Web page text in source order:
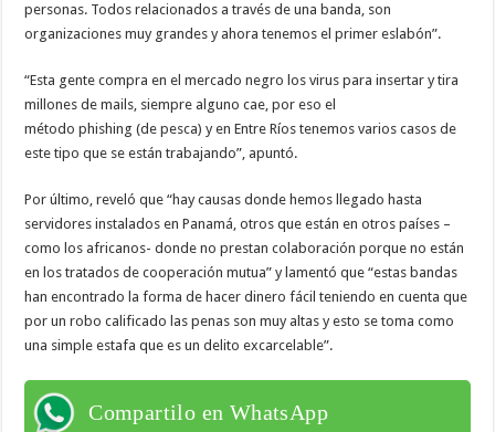
personas. Todos relacionados a través de una banda, son
organizaciones muy grandes y ahora tenemos el primer eslabón”.
“Esta gente compra en el mercado negro los virus para insertar y tira
millones de mails, siempre alguno cae, por eso el
método phishing (de pesca) y en Entre Ríos tenemos varios casos de
este tipo que se están trabajando”, apuntó.
Por último, reveló que “hay causas donde hemos llegado hasta
servidores instalados en Panamá, otros que están en otros países –
como los africanos- donde no prestan colaboración porque no están
en los tratados de cooperación mutua” y lamentó que “estas bandas
han encontrado la forma de hacer dinero fácil teniendo en cuenta que
por un robo calificado las penas son muy altas y esto se toma como
una simple estafa que es un delito excarcelable”.
Compartilo en WhatsApp